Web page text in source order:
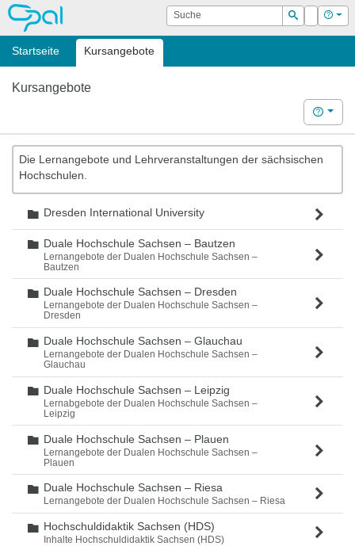
OPAL Suche
Suchen
Login Hilfe
Startseite Kursangebote
Kursangebote
Hilfe
Die Lernangebote und Lehrveranstaltungen der sächsischen
Hochschulen.
Ordner
Dresden International University
Ordner
Duale Hochschule Sachsen – Bautzen
Lernangebote der Dualen Hochschule Sachsen –
Bautzen
Ordner
Duale Hochschule Sachsen – Dresden
Lernangebote der Dualen Hochschule Sachsen –
Dresden
Ordner
Duale Hochschule Sachsen – Glauchau
Lernangebote der Dualen Hochschule Sachsen –
Glauchau
Ordner
Duale Hochschule Sachsen – Leipzig
Lernabgebote der Dualen Hochschule Sachsen –
Leipzig
Ordner
Duale Hochschule Sachsen – Plauen
Lernangebote der Dualen Hochschule Sachsen –
Plauen
Ordner
Duale Hochschule Sachsen – Riesa
Lernangebote der Dualen Hochschule Sachsen – Riesa
Ordner
Hochschuldidaktik Sachsen (HDS)
Inhalte Hochschuldidaktik Sachsen (HDS)